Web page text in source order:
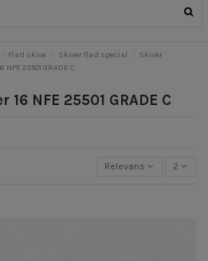
Flad skive Skiver flad special
Skiver
25501 GRADE C
NFE 25501 GRADE C
Relevans 2